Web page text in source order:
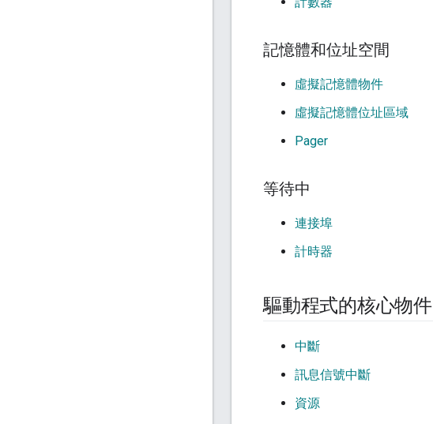
記憶體和位址空間
虛擬記憶體物件
虛擬記憶體位址區域
Pager
等待中
連接埠
計時器
驅動程式的核心物件
中斷
訊息信號中斷
資源